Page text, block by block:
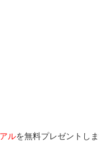
ルを無料プレゼントしま